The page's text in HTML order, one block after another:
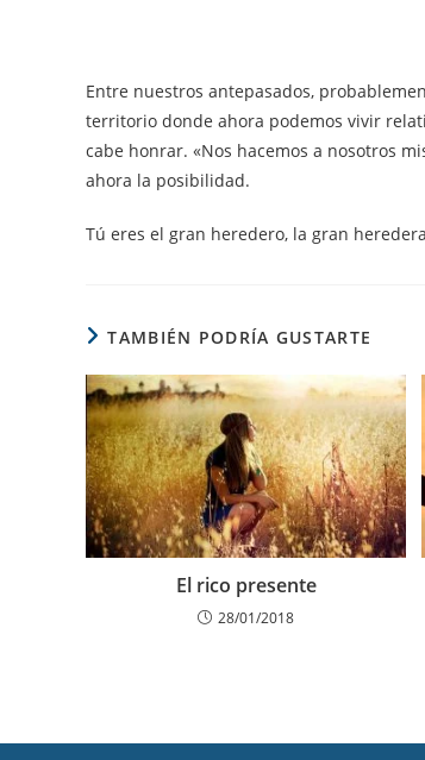
Entre nuestros antepasados,
territorio donde ahora podemos vivir
cabe honrar. «Nos hacemos a nosotros
ahora la posibilidad.
Tú eres el gran heredero, la gran
TAMBIÉN PODRÍA GUSTARTE
El rico presente
28/01/2018